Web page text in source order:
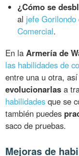
¿Cómo se
al jefe Gorilondo
Comercial.
En la Armería de
las habilidades de
entre una u otra,
evolucionarlas a
habilidades que se
también puedes
saco de pruebas.
Mejoras de